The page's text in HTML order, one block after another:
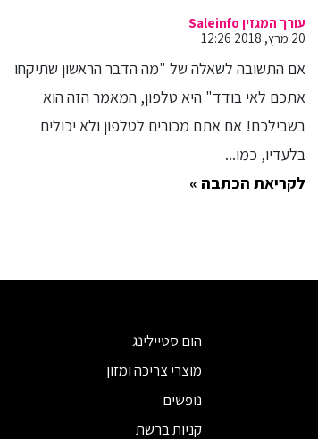
עורך המגזין Saleinfo
20 מרץ, 2018 12:26
אם התשובה לשאלה של "מה הדבר הראשון שתיקחו
אתכם לאי בודד" היא טלפון, המאמר הזה הוא
בשבילכם! אם אתם מכורים לטלפון ולא יכולים
בלעדיו, כמו...
לקריאת הכתבה »
הום סטיילינג
מוצרי צריכה ומזון
נופשים
קניות ברשת